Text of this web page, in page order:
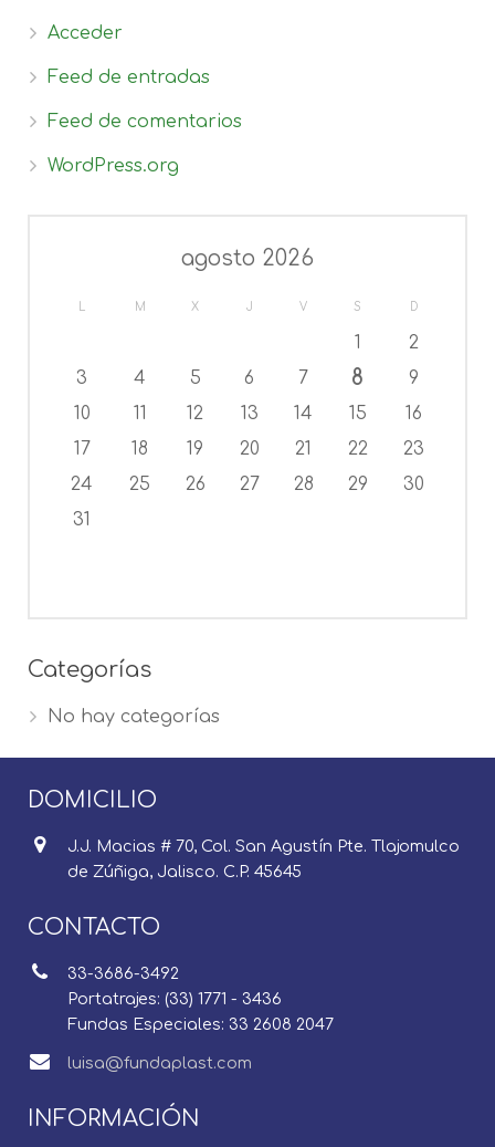
Acceder
Feed de entradas
Feed de comentarios
WordPress.org
agosto 2026
M X J V S D
1
2
3
4 5 6 7 8
9
10
11 12 13 14 15
16
17
18 19 20 21 22
23
24
25 26 27 28 29
30
31
Categorías
No hay categorías
DOMICILIO
J.J. Macias # 70, Col. San Agustín Pte. Tlajomulco
de Zúñiga, Jalisco. C.P. 45645
CONTACTO
33-3686-3492
Portatrajes: (33) 1771 - 3436
Fundas Especiales: 33 2608 2047
luisa@fundaplast.com
INFORMACIÓN